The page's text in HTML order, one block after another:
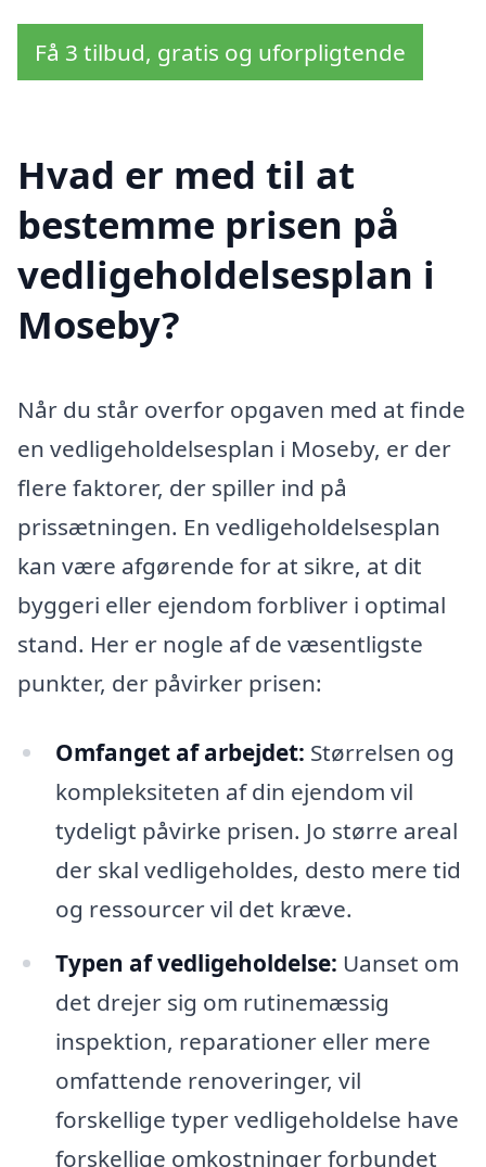
Få 3 tilbud, gratis og uforpligtende
Hvad er med til at
bestemme prisen på
vedligeholdelsesplan i
Moseby?
Når du står overfor opgaven med at finde
en vedligeholdelsesplan i Moseby, er der
flere faktorer, der spiller ind på
prissætningen. En vedligeholdelsesplan
kan være afgørende for at sikre, at dit
byggeri eller ejendom forbliver i optimal
stand. Her er nogle af de væsentligste
punkter, der påvirker prisen:
Omfanget af arbejdet: Størrelsen og
kompleksiteten af din ejendom vil
tydeligt påvirke prisen. Jo større areal
der skal vedligeholdes, desto mere tid
og ressourcer vil det kræve.
Typen af vedligeholdelse: Uanset om
det drejer sig om rutinemæssig
inspektion, reparationer eller mere
omfattende renoveringer, vil
forskellige typer vedligeholdelse have
forskellige omkostninger forbundet